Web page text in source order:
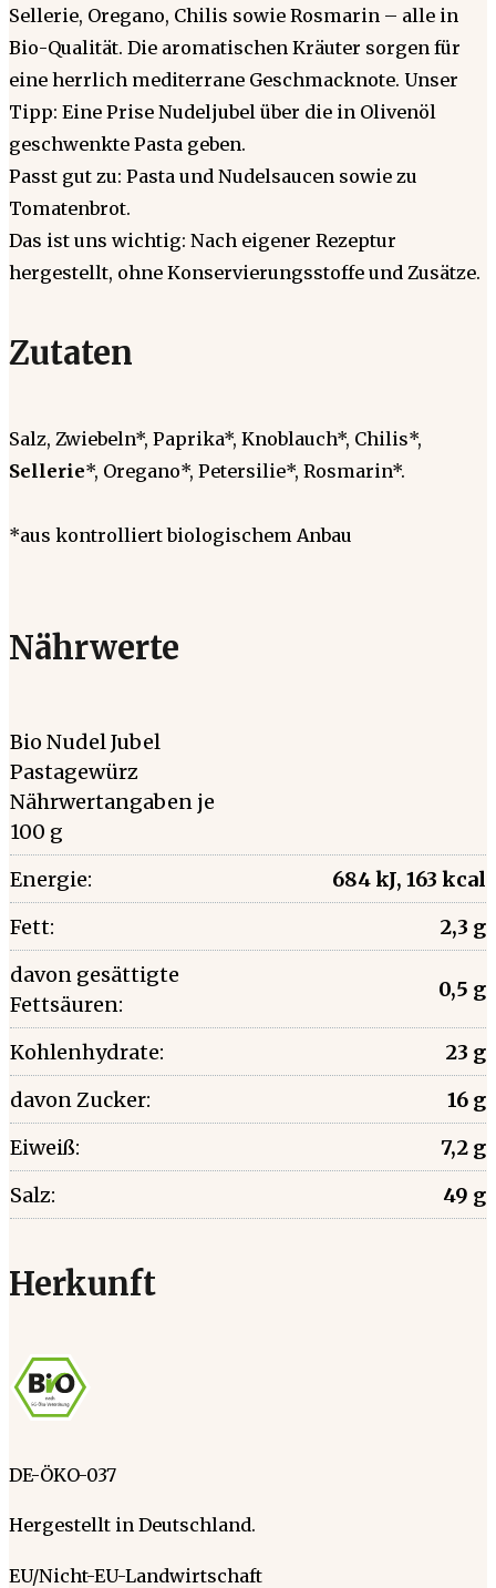
Sellerie, Oregano, Chilis sowie Rosmarin – alle in
Bio-Qualität. Die aromatischen Kräuter sorgen für
eine herrlich mediterrane Geschmacknote. Unser
Tipp: Eine Prise Nudeljubel über die in Olivenöl
geschwenkte Pasta geben.
Passt gut zu: Pasta und Nudelsaucen sowie zu
Tomatenbrot.
Das ist uns wichtig: Nach eigener Rezeptur
hergestellt, ohne Konservierungsstoffe und Zusätze.
Zutaten
Salz, Zwiebeln*, Paprika*, Knoblauch*, Chilis*,
Sellerie*, Oregano*, Petersilie*, Rosmarin*.
*aus kontrolliert biologischem Anbau
Nährwerte
Bio Nudel Jubel
Pastagewürz
Nährwertangaben je
100 g
Energie:
684 kJ, 163 kcal
Fett:
2,3 g
davon gesättigte
Fettsäuren:
0,5 g
Kohlenhydrate:
23 g
davon Zucker:
16 g
Eiweiß:
7,2 g
Salz:
49 g
Herkunft
DE-ÖKO-037
Hergestellt in Deutschland.
EU/Nicht-EU-Landwirtschaft